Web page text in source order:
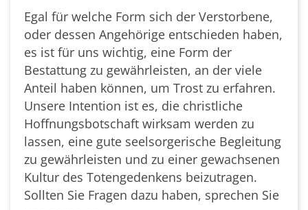
Egal für welche Form sich der Verstorbene,
oder dessen Angehörige entschieden haben,
es ist für uns wichtig, eine Form der
Bestattung zu gewährleisten, an der viele
Anteil haben können, um Trost zu erfahren.
Unsere Intention ist es, die christliche
Hoffnungsbotschaft wirksam werden zu
lassen, eine gute seelsorgerische Begleitung
zu gewährleisten und zu einer gewachsenen
Kultur des Totengedenkens beizutragen.
Sollten Sie Fragen dazu haben, sprechen Sie